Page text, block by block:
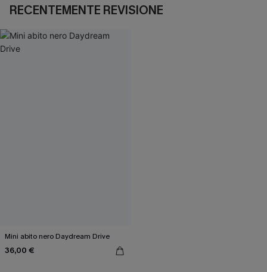
RECENTEMENTE REVISIONE
Mini abito nero Daydream Drive
36,00 €